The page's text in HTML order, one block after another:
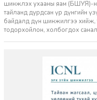
шинжлэх ухааны яам (БШУЯ)-
тайланд дурдсан үр дүнгийн
байдалд дүн шинжилгээ
тодорхойлон, холбогдох